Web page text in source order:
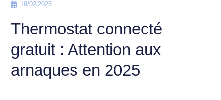
19/02/2025
Thermostat connecté
gratuit : Attention aux
arnaques en 2025